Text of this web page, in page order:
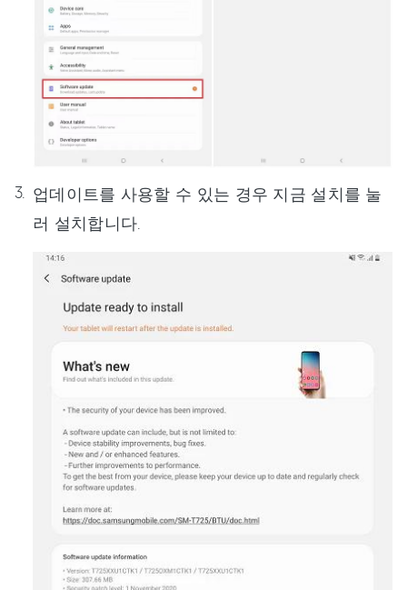
업데이트를 사용할 수 있는 경우 지금 설치를 눌
러 설치합니다.